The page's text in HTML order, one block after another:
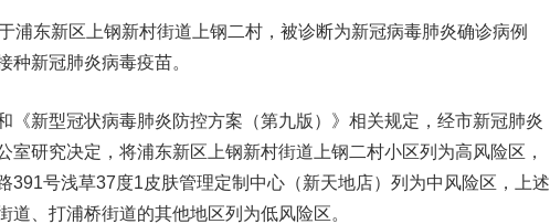
浦东新区上钢新村街道上钢二村，被诊断为新冠病毒肺炎确诊病例
种新冠肺炎病毒疫苗。
《新型冠状病毒肺炎防控方案（第九版）》相关规定，经市新冠肺炎
室研究决定，将浦东新区上钢新村街道上钢二村小区列为高风险区，
391号浅草37度1皮肤管理定制中心（新天地店）列为中风险区，上述
道、打浦桥街道的其他地区列为低风险区。